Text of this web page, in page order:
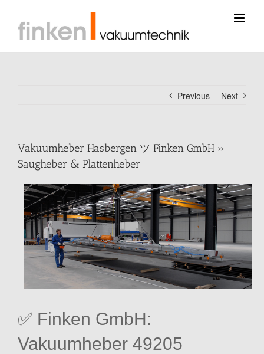
content
Previous Next
Vakuumheber Hasbergen ツ Finken GmbH »
Saugheber & Plattenheber
✅ Finken GmbH:
Vakuumheber 49205